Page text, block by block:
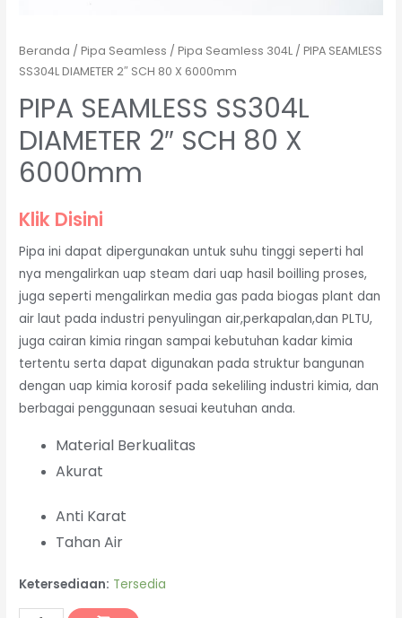
Beranda /Pipa Seamless /Pipa Seamless 304L / PIPA SEAMLESS
SS304L DIAMETER 2″ SCH 80 X 6000mm
PIPA SEAMLESS SS304L
DIAMETER 2″ SCH 80 X
6000mm
Klik Disini
Pipa ini dapat dipergunakan untuk suhu tinggi seperti hal
nya mengalirkan uap steam dari uap hasil boilling proses,
juga seperti mengalirkan media gas pada biogas plant dan
air laut pada industri penyulingan air,perkapalan,dan PLTU,
juga cairan kimia ringan sampai kebutuhan kadar kimia
tertentu serta dapat digunakan pada struktur bangunan
dengan uap kimia korosif pada sekeliling industri kimia, dan
berbagai penggunaan sesuai keutuhan anda.
Material Berkualitas
Akurat
Anti Karat
Tahan Air
Ketersediaan: Tersedia